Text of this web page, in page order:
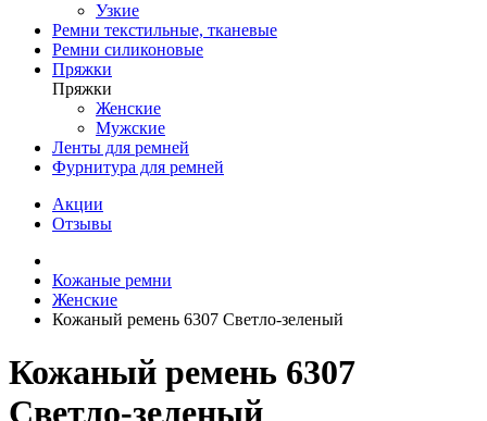
Узкие
Ремни текстильные, тканевые
Ремни силиконовые
Пряжки
Пряжки
Женские
Мужские
Ленты для ремней
Фурнитура для ремней
Акции
Отзывы
Кожаные ремни
Женские
Кожаный ремень 6307 Светло-зеленый
Кожаный ремень 6307
Светло-зеленый